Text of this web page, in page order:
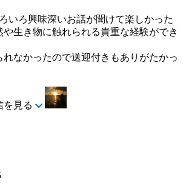
いろ興味深いお話が聞けて楽しかった
生き物に触れられる貴重な経験ができ
れなかったので送迎付きもありがたかっ
を見る